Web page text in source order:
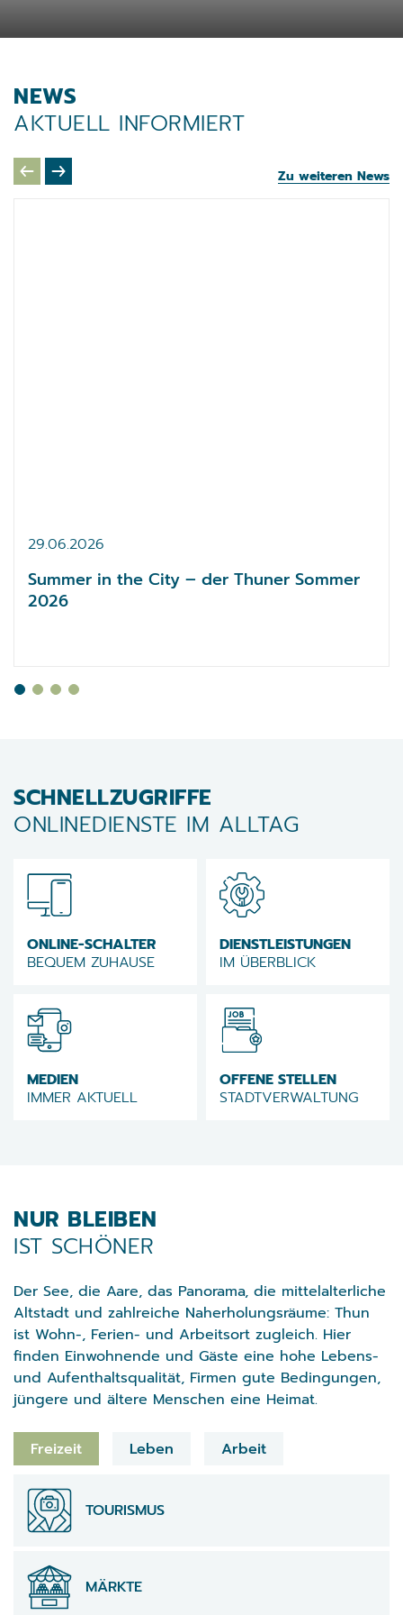
NEWS
AKTUELL INFORMIERT
29.06.2026
Summer in the City – der Thuner Sommer
2026
Zu weiteren News
SCHNELLZUGRIFFE
ONLINEDIENSTE IM ALLTAG
ONLINE-SCHALTER
BEQUEM ZUHAUSE
DIENSTLEISTUNGEN
IM ÜBERBLICK
MEDIEN
IMMER AKTUELL
OFFENE STELLEN
STADTVERWALTUNG
Verschiedene Informationen
NUR BLEIBEN
IST SCHÖNER
Der See, die Aare, das Panorama, die mittelalterliche
Altstadt und zahlreiche Naherholungsräume: Thun
ist Wohn-, Ferien- und Arbeitsort zugleich. Hier
finden Einwohnende und Gäste eine hohe Lebens-
und Aufenthaltsqualität, Firmen gute Bedingungen,
jüngere und ältere Menschen eine Heimat.
Direktzugriffe
Freizeit Leben Arbeit
Direktzugriffe
TOURISMUS
MÄRKTE